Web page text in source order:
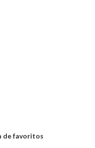
de favoritos